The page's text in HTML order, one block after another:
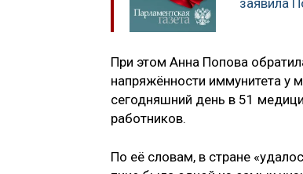
При этом Анна Попова
напряжённости иммунитета у
сегодняшний день в 51
работников.
По её словам, в стране